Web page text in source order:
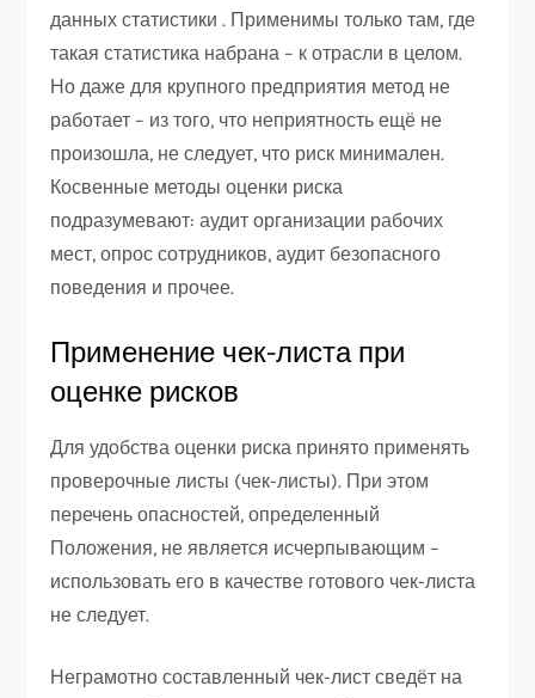
данных статистики . Применимы только там, где
такая статистика набрана – к отрасли в целом.
Но даже для крупного предприятия метод не
работает – из того, что неприятность ещё не
произошла, не следует, что риск минимален.
Косвенные методы оценки риска
подразумевают: аудит организации рабочих
мест, опрос сотрудников, аудит безопасного
поведения и прочее.
Применение чек-листа при
оценке рисков
Для удобства оценки риска принято применять
проверочные листы (чек-листы). При этом
перечень опасностей, определенный
Положения, не является исчерпывающим –
использовать его в качестве готового чек-листа
не следует.
Неграмотно составленный чек-лист сведёт на